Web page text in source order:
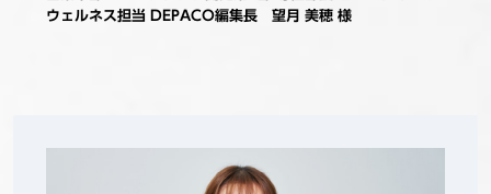
ウェルネス担当 DEPACO編集長 望月 美穂 様